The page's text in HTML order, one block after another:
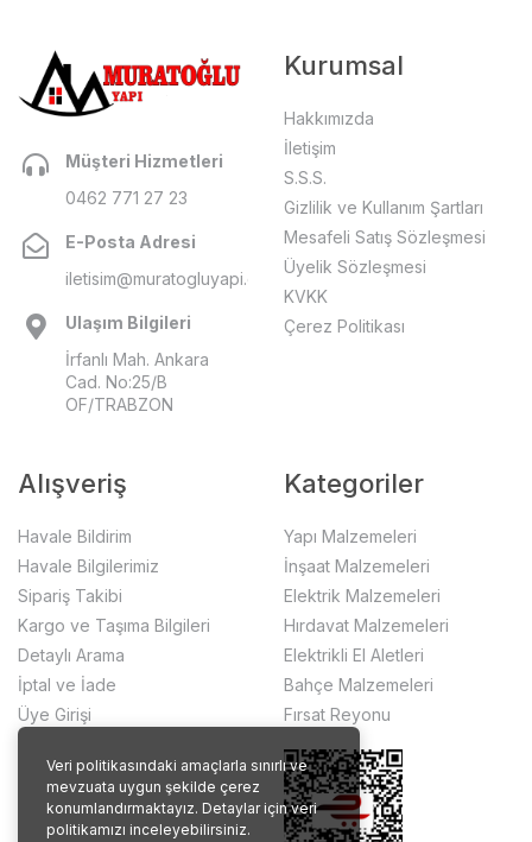
Veri politikasındaki amaçlarla sınırlı ve
mevzuata uygun şekilde çerez
konumlandırmaktayız. Detaylar için veri
politikamızı inceleyebilirsiniz.
Müşteri Hizmetleri
0462 771 27 23
E-Posta Adresi
iletisim@muratogluyapi.com
Ulaşım Bilgileri
İrfanlı Mah. Ankara
Cad. No:25/B
OF/TRABZON
Kurumsal
Hakkımızda
İletişim
S.S.S.
Gizlilik ve Kullanım Şartları
Mesafeli Satış Sözleşmesi
Üyelik Sözleşmesi
KVKK
Çerez Politikası
Alışveriş
Havale Bildirim
Havale Bilgilerimiz
Sipariş Takibi
Kargo ve Taşıma Bilgileri
Detaylı Arama
İptal ve İade
Üye Girişi
Kategoriler
Yapı Malzemeleri
İnşaat Malzemeleri
Elektrik Malzemeleri
Hırdavat Malzemeleri
Elektrikli El Aletleri
Bahçe Malzemeleri
Fırsat Reyonu